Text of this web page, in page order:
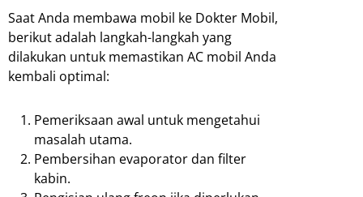
Saat Anda membawa mobil ke Dokter Mobil,
berikut adalah langkah-langkah yang
dilakukan untuk memastikan AC mobil Anda
kembali optimal:
Pemeriksaan awal untuk mengetahui
masalah utama.
Pembersihan evaporator dan filter
kabin.